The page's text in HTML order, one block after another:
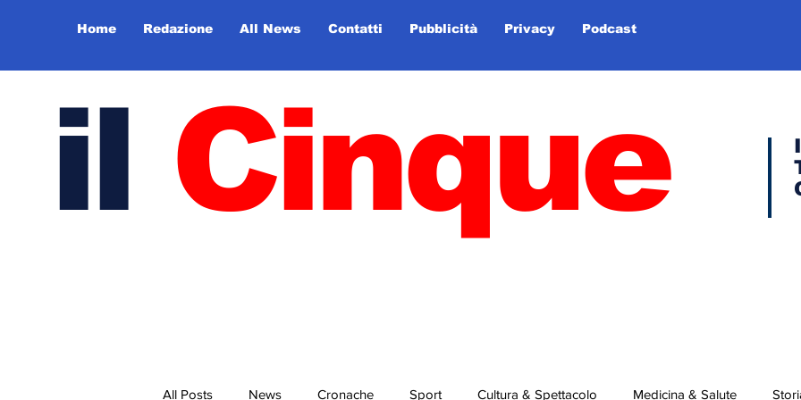
Home Redazione All News Contatti Pubblicità Privacy Podcast
il Cinque
All Posts News Cronache Sport Cultura & Spettacolo Medicina & Salute